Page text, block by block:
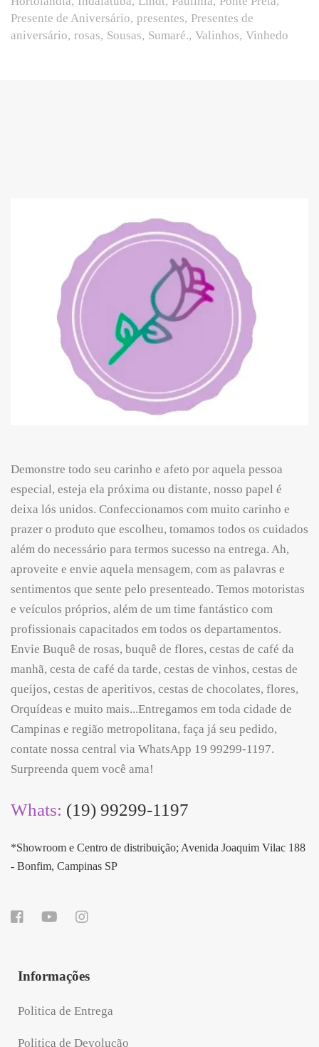
Presente de Aniversário presentes Presentes de
aniversário rosas Sousas Sumaré. Valinhos Vinhedo
Demonstre todo seu carinho e afeto por aquela pessoa
especial, esteja ela próxima ou distante, nosso papel é
deixa lós unidos. Confeccionamos com muito carinho e
prazer o produto que escolheu, tomamos todos os cuidados
além do necessário para termos sucesso na entrega. Ah,
aproveite e envie aquela mensagem, com as palavras e
sentimentos que sente pelo presenteado. Temos motoristas
e veículos próprios, além de um time fantástico com
profissionais capacitados em todos os departamentos.
Envie Buquê de rosas, buquê de flores, cestas de café da
manhã, cesta de café da tarde, cestas de vinhos, cestas de
queijos, cestas de aperitivos, cestas de chocolates, flores,
Orquídeas e muito mais...Entregamos em toda cidade de
Campinas e região metropolitana, faça já seu pedido,
contate nossa central via WhatsApp 19 99299-1197.
Surpreenda quem você ama!
Whats: (19) 99299-1197
*Showroom e Centro de distribuição; Avenida Joaquim Vilac 188
- Bonfim, Campinas SP
Informações
Politica de Entrega
Politica de Devolução